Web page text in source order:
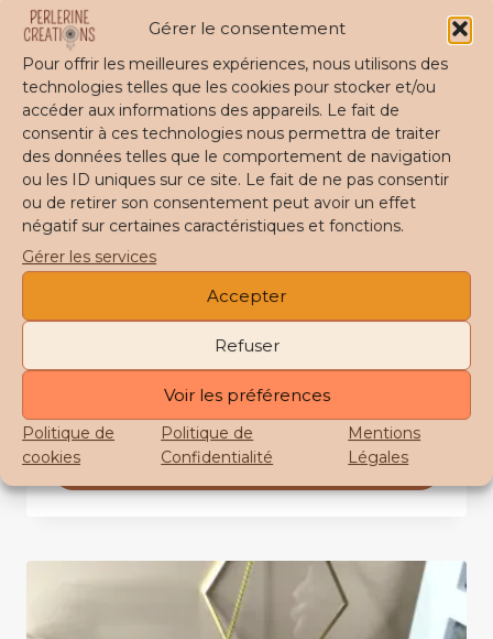
Gérer le consentement
Pour offrir les meilleures expériences, nous utilisons des
technologies telles que les cookies pour stocker et/ou
accéder aux informations des appareils. Le fait de
consentir à ces technologies nous permettra de traiter
des données telles que le comportement de navigation
ou les ID uniques sur ce site. Le fait de ne pas consentir
ou de retirer son consentement peut avoir un effet
négatif sur certaines caractéristiques et fonctions.
Gérer les services
Accepter
Refuser
Voir les préférences
Politique de
cookies
Politique de
Confidentialité
Mentions
Légales
être
choisies
sur
la
page
du
produit
Boucles d’oreilles CANDICE Terrazzo
34,00€
Choix des options
produit